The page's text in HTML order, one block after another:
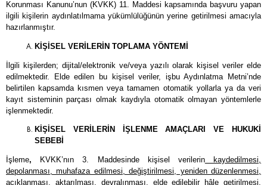
Korunması Kanunu’nun (KVKK) 11. Maddesi kapsamında başvuru yapan
ilgili kişilerin aydınlatılmama yükümlülüğünün yerine getirilmesi amacıyla
hazırlanmıştır.
KİŞİSEL VERİLERİN TOPLAMA YÖNTEMİ
İlgili kişilerden; dijital/elektronik ve/veya yazılı olarak kişisel veriler elde
edilmektedir. Elde edilen bu kişisel veriler, işbu Aydınlatma Metni’nde
belirtilen kapsamda kısmen veya tamamen otomatik yollarla ya da veri
kayıt sisteminin parçası olmak kaydıyla otomatik olmayan yöntemlerle
işlenmektedir.
KİŞİSEL VERİLERİN İŞLENME AMAÇLARI VE HUKUKİ
SEBEBİ
İşleme, KVKK’nın 3. Maddesinde kişisel verilerinkaydedilmesi,
depolanması, muhafaza edilmesi, değiştirilmesi, yeniden düzenlenmesi,
açıklanması, aktarılması, devralınması, elde edilebilir hâle getirilmesi,